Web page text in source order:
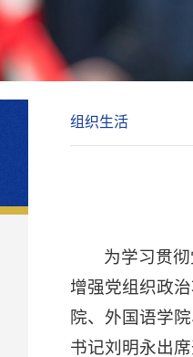
组织生活
为学习贯
增强党组织政
院、外国语学
书记刘明永出